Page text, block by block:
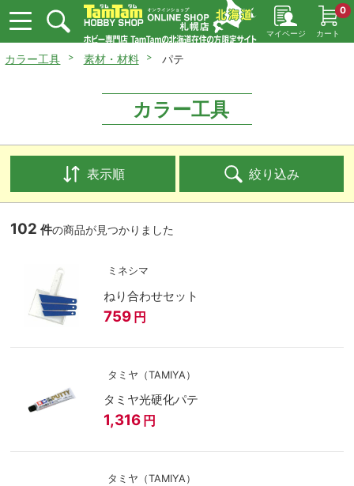
マイページ カート
0
カラー工具 素材・材料 パテ
カラー工具
表示順 絞り込み
102 件の商品が見つかりました
ミネシマ
ねり合わせセット
759 円
タミヤ（TAMIYA）
タミヤ光硬化パテ
1,316 円
タミヤ（TAMIYA）